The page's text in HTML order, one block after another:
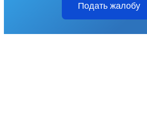
Подать жалобу